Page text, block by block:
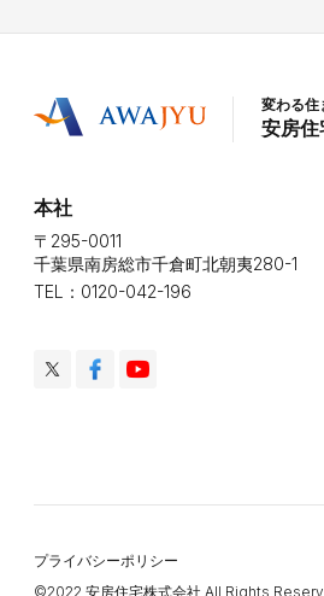
変わる住
安房住
本社
〒295-0011
千葉県南房総市千倉町北朝夷280-1
TEL：0120-042-196
プライバシーポリシー